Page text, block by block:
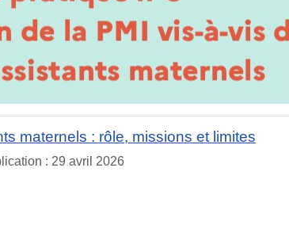
maternels : rôle, missions et limites
: 29 avril 2026